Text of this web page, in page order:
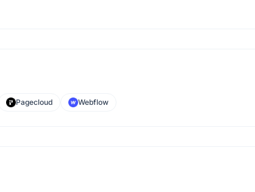
Pagecloud Webflow